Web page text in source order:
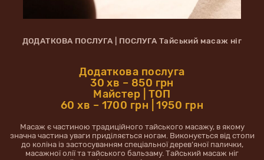
ДОДАТКОВА ПОСЛУГА | ПОСЛУГА Тайський масаж ніг
Додаткова послуга
30 хв – 850 грн
Майстер | ТОП
60 хв – 1700 грн | 1950 грн
Масаж є частиною традиційного тайського масажу, в якому
значна частина уваги приділяється ногам. Виконується від стопи
до коліна із застосуванням спеціальної дерев’яної палички,
масажної олії та тайського бальзаму. Тайський масаж ніг